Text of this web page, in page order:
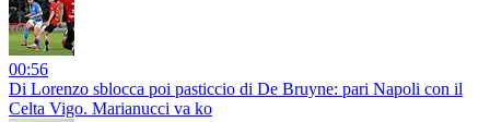
00:56
Di Lorenzo sblocca poi pasticcio di De Bruyne: pari Napoli con il
Celta Vigo. Marianucci va ko